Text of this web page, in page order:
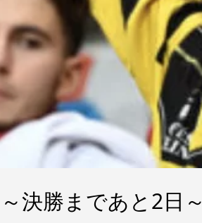
決勝まであと2日～